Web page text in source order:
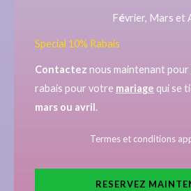
Février, Mars et
Special 10% Rabais
Contactez nous maintenant pour
rabais pour votre mariage qui se
mars ou avril.
Termes et conditions
RESERVEZ